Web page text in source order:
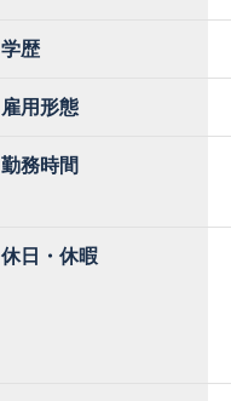
学歴
雇用形態
勤務時間
休日・休暇